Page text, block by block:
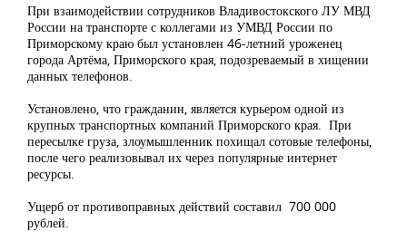
При взаимодействии сотрудников Владивостокского ЛУ МВД
России на транспорте с коллегами из УМВД России по
Приморскому краю был установлен 46-летний уроженец
города Артёма, Приморского края, подозреваемый в хищении
данных телефонов.
Установлено, что гражданин, является курьером одной из
крупных транспортных компаний Приморского края. При
пересылке груза, злоумышленник похищал сотовые телефоны,
после чего реализовывал их через популярные интернет
ресурсы.
Ущерб от противоправных действий составил 700 000
рублей.